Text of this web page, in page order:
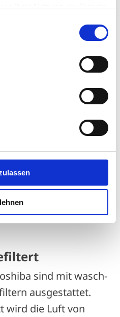
anzeigen
Katechinfilter erfasst
mit dem
grünem Tee.
sind mit wasch­
ausgestattet.
wird die Luft von